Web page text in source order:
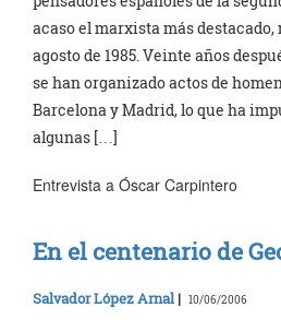
acaso el marxista más
agosto de 1985. Veinte años
se han organizado actos de
Barcelona y Madrid, lo que ha
algunas […]
Entrevista a Óscar Carpintero
En el centenario de
Salvador López Arnal | 10/06/2006